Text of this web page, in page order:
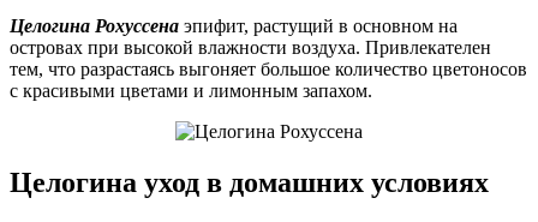
Целогина Рохуссена эпифит, растущий в основном на
островах при высокой влажности воздуха. Привлекателен
тем, что разрастаясь выгоняет большое количество цветоносов
с красивыми цветами и лимонным запахом.
Целогина уход в домашних условиях